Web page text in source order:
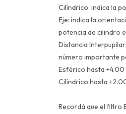
Cilíndrico: indica la
Eje: indica la
potencia de cilindro
Distancia
número importante
Esférico hasta
Cilíndrico hasta
Recordá que el filtro